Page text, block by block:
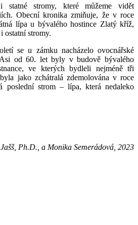
stromy, které můžeme vidět
Obecní kronika zmiňuje, že v roce
lípa u bývalého hostince Zlatý kříž,
ostatní stromy.
se u zámku nacházelo ovocnářské
od 60. let byly v budově bývalého
ve kterých bydleli nejméně tři
jako zchátralá zdemolována v roce
poslední strom – lípa, která nedaleko
Ph.D., a Monika Semerádová, 2023